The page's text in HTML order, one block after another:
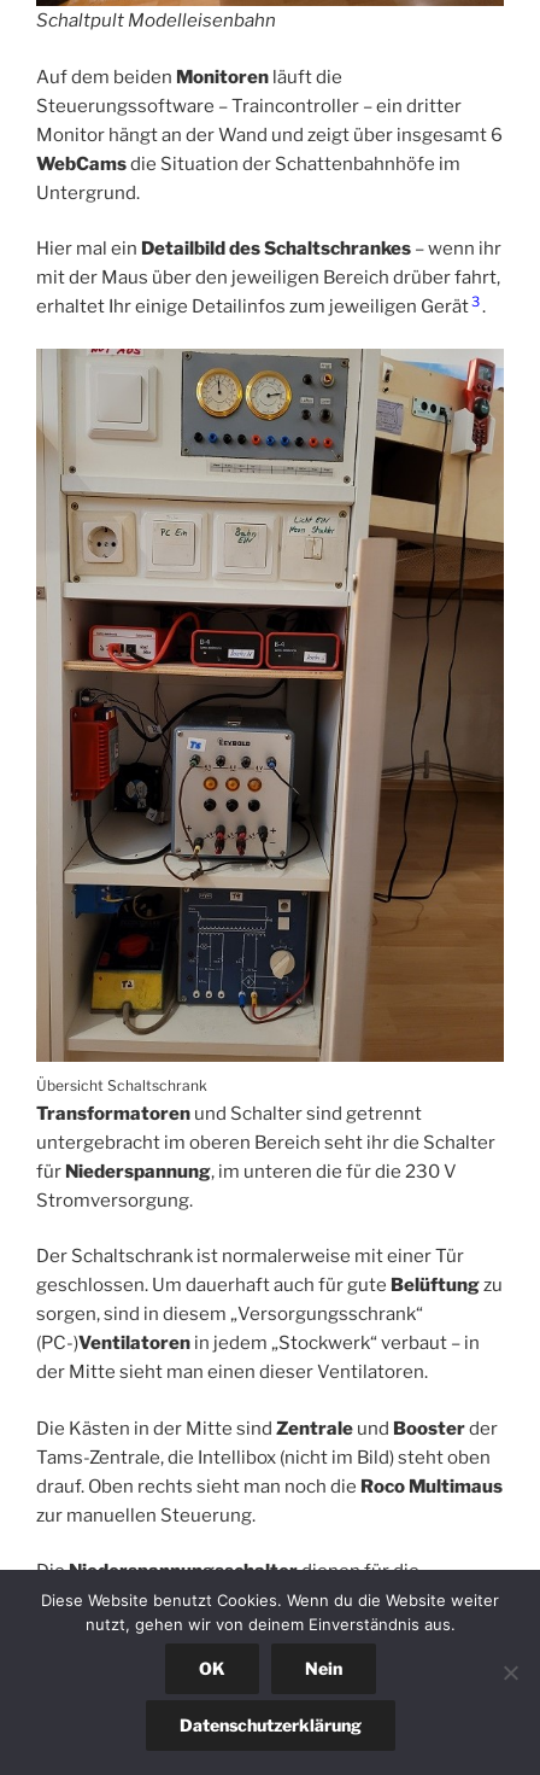
Schaltpult Modelleisenbahn
Auf dem beiden Monitoren läuft die
Steuerungssoftware – Traincontroller – ein dritter
Monitor hängt an der Wand und zeigt über insgesamt 6
WebCamsdie Situation der Schattenbahnhöfe im
Untergrund.
Hier mal ein Detailbild des Schaltschrankes – wenn ihr
mit der Maus über den jeweiligen Bereich drüber fahrt,
erhaltet Ihr einige Detailinfos zum jeweiligen Gerät3.
Übersicht Schaltschrank
Transformatoren und Schalter sind getrennt
untergebracht im oberen Bereich seht ihr die Schalter
für Niederspannung, im unteren die für die 230 V
Stromversorgung.
Der Schaltschrank ist normalerweise mit einer Tür
geschlossen. Um dauerhaft auch für gute Belüftungzu
sorgen, sind in diesem „Versorgungsschrank“
(PC-)Ventilatoren in jedem „Stockwerk“ verbaut – in
der Mitte sieht man einen dieser Ventilatoren.
Die Kästen in der Mitte sind Zentrale und Boosterder
Tams-Zentrale, die Intellibox (nicht im Bild) steht oben
drauf. Oben rechts sieht man noch die Roco Multimaus
zur manuellen Steuerung.
DieNiederspannungsschalterdienen für die
Schaltung derVentilatoren, der Moba-
Beleuchtung4Altlasten heraus ist nicht die gesamte
Beleuchtung über die MobaLEDLib gesteuert, sowie
Luftraumfeuchtigkeit
Diese Website benutzt Cookies. Wenn du die Website weiter
nutzt, gehen wir von deinem Einverständnis aus.
OK Nein
Datenschutzerklärung